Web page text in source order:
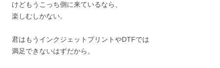
けどもうこっち側に来ているなら、
楽しむしかない。
君はもうインクジェットプリントやDTFでは
満足できないはずだから。